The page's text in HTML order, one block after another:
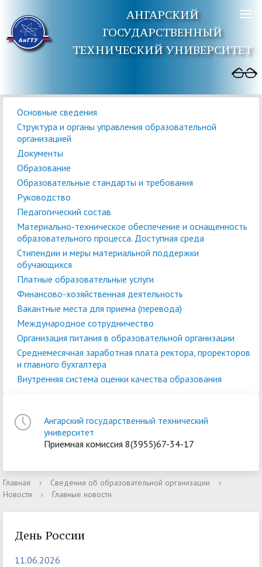
АНГАРСКИЙ
ГОСУДАРСТВЕННЫЙ
ТЕХНИЧЕСКИЙ УНИВЕРСИТЕТ
Основные сведения
Структура и органы управления образовательной
организацией
Документы
Образование
Образовательные стандарты и требования
Руководство
Педагогический состав
Материально-техническое обеспечение и оснащенность
образовательного процесса. Доступная среда
Стипендии и меры материальной поддержки
обучающихся
Платные образовательные услуги
Финансово-хозяйственная деятельность
Вакантные места для приема (перевода)
Международное сотрудничество
Организация питания в образовательной организации
Среднемесячная заработная плата ректора, проректоров
и главного бухгалтера
Внутренняя система оценки качества образования
Ангарский государственный технический
университет
Приемная комиссия 8(3955)67-34-17
Главная › Сведения об образовательной организации
›
Новости
› Главные новости
День России
11.06.2026